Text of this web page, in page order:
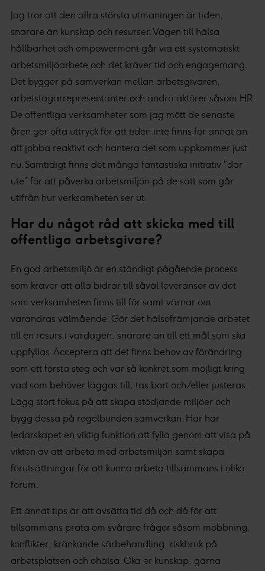
Jag tror att den allra största utmaningen är tiden,
snarare än kunskap och resurser. Vägen till hälsa,
hållbarhet och empowerment går via ett systematiskt
arbetsmiljöarbete och det kräver tid och engagemang.
Det bygger på samverkan mellan arbetsgivaren,
arbetstagarrepresentanter och andra aktörer såsom HR.
De offentliga verksamheter som jag mött de senaste
åren ger ofta uttryck för att tiden inte finns för annat än
att jobba reaktivt och hantera det som uppkommer just
nu. Samtidigt finns det många fantastiska initiativ ”där
ute” för att påverka arbetsmiljön på de sätt som går
utifrån hur verksamheten ser ut.
Har du något råd att skicka med till
offentliga arbetsgivare?
En god arbetsmiljö är en ständigt pågående process
som kräver att alla bidrar till såväl leveranser av det
som verksamheten finns till för samt värnar om
varandras välmående. Gör det hälsofrämjande arbetet
till en resurs i vardagen, snarare än till ett mål som ska
uppfyllas. Acceptera att det finns behov av förändring
som ett första steg och var så konkret som möjligt kring
vad som behöver läggas till, tas bort och/eller justeras.
Lägg stort fokus på att skapa stödjande miljöer och
bygg dessa på regelbunden samverkan. Här har
ledarskapet en viktig funktion att fylla genom att visa på
vikten av att arbeta med arbetsmiljön samt skapa
förutsättningar för att kunna arbeta tillsammans i olika
forum.
Ett annat tips är att avsätta tid då och då för att
tillsammans prata om svårare frågor såsom mobbning,
konflikter, kränkande särbehandling, riskbruk på
arbetsplatsen och ohälsa. Öka er kunskap, gärna